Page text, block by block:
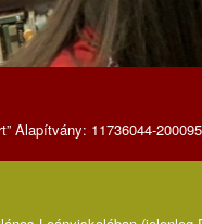
Alapítvány: 11736044-